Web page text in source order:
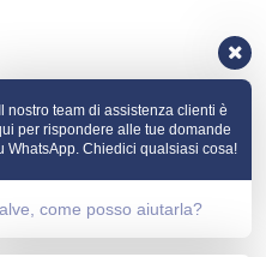
Il nostro team di assistenza clienti è
per rispondere alle tue domande
WhatsApp. Chiedici qualsiasi cosa!
come posso aiutarla?